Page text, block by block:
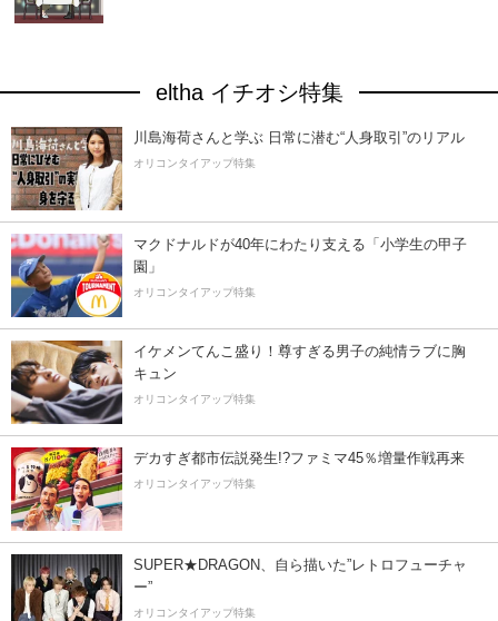
eltha イチオシ特集
川島海荷さんと学ぶ 日常に潜む“人身取引”のリアル
オリコンタイアップ特集
マクドナルドが40年にわたり支える「小学生の甲子
園」
オリコンタイアップ特集
イケメンてんこ盛り！尊すぎる男子の純情ラブに胸
キュン
オリコンタイアップ特集
デカすぎ都市伝説発生!?ファミマ45％増量作戦再来
オリコンタイアップ特集
SUPER★DRAGON、自ら描いた”レトロフューチャ
ー”
オリコンタイアップ特集